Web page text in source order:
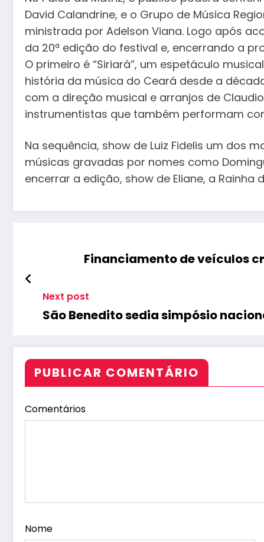
David Calandrine, e o Grupo de Música
ministrada por Adelson Viana. Logo após
da 20ª edição do festival e, encerrando a
O primeiro é “Siriará”, um espetáculo
história da música do Ceará desde a
com a direção musical e arranjos de
instrumentistas que também performam
Na sequência, show de Luiz Fidelis um dos
músicas gravadas por nomes como
encerrar a edição, show de Eliane, a Rainha
Financiamento de veículos
Next post
São Benedito sedia simpósio
PUBLICAR COMENTÁRIO
Comentários
Nome